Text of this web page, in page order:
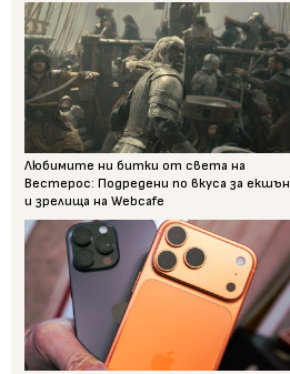
Любимите ни битки от света на
Вестерос: Подредени по вкуса за екшън
и зрелища на Webcafe